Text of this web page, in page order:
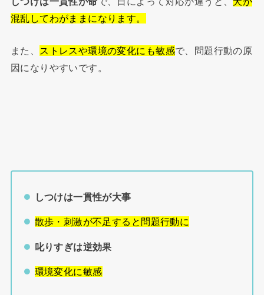
混乱してわがままになります。
また、 ストレスや環境の変化にも敏感で、問題行動の原
因になりやすいです。
しつけは一貫性が大事
散歩・刺激が不足すると問題行動に
叱りすぎは逆効果
環境変化に敏感